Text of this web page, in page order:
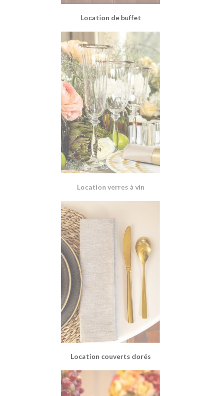
Location de buffet
Location verres à vin
Location couverts dorés